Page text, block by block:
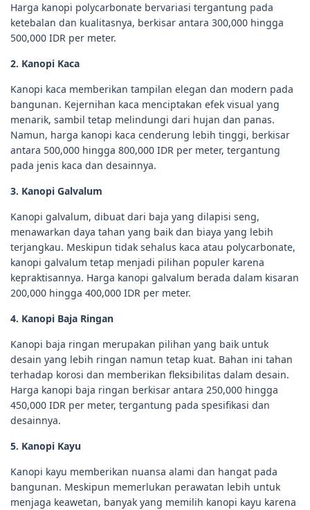
Harga kanopi polycarbonate bervariasi tergantung pada
ketebalan dan kualitasnya, berkisar antara 300,000 hingga
500,000 IDR per meter.
2. Kanopi Kaca
Kanopi kaca memberikan tampilan elegan dan modern pada
bangunan. Kejernihan kaca menciptakan efek visual yang
menarik, sambil tetap melindungi dari hujan dan panas.
Namun, harga kanopi kaca cenderung lebih tinggi, berkisar
antara 500,000 hingga 800,000 IDR per meter, tergantung
pada jenis kaca dan desainnya.
3. Kanopi Galvalum
Kanopi galvalum, dibuat dari baja yang dilapisi seng,
menawarkan daya tahan yang baik dan biaya yang lebih
terjangkau. Meskipun tidak sehalus kaca atau polycarbonate,
kanopi galvalum tetap menjadi pilihan populer karena
kepraktisannya. Harga kanopi galvalum berada dalam kisaran
200,000 hingga 400,000 IDR per meter.
4. Kanopi Baja Ringan
Kanopi baja ringan merupakan pilihan yang baik untuk
desain yang lebih ringan namun tetap kuat. Bahan ini tahan
terhadap korosi dan memberikan fleksibilitas dalam desain.
Harga kanopi baja ringan berkisar antara 250,000 hingga
450,000 IDR per meter, tergantung pada spesifikasi dan
desainnya.
5. Kanopi Kayu
Kanopi kayu memberikan nuansa alami dan hangat pada
bangunan. Meskipun memerlukan perawatan lebih untuk
menjaga keawetan, banyak yang memilih kanopi kayu karena